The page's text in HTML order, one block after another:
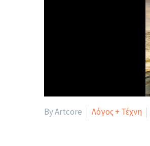
By Artcore Λόγος + Τέχνη